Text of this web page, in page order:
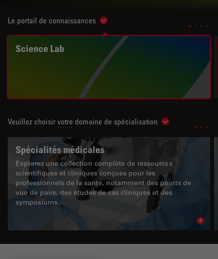
Le portail de connaissances Show subnavigation
Science Lab
Veuillez choisir votre domaine de spécialisation Show
Spécialités médicales
Explorez une collection complète de ressources
scientifiques et cliniques conçues pour les
professionnels de la santé, notamment des points de
vue de pairs, des études de cas cliniques et des
symposiums.